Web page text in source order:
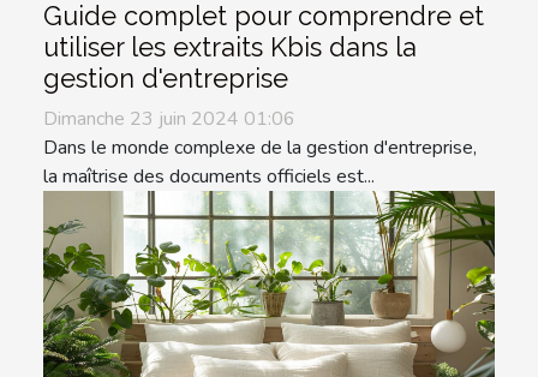
Guide complet pour comprendre et
utiliser les extraits Kbis dans la
gestion d'entreprise
Dimanche 23 juin 2024 01:06
Dans le monde complexe de la gestion d'entreprise,
la maîtrise des documents officiels est...